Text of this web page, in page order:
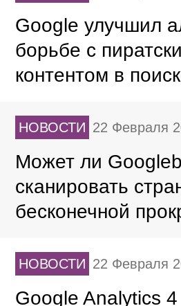
Google улучшил
борьбе с
контентом в
НОВОСТИ 22 Февраля
Может ли
сканировать
бесконечной
НОВОСТИ 22 Февраля
Google Analytics 4